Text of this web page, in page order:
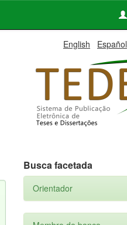
English Español
Busca facetada
Orientador